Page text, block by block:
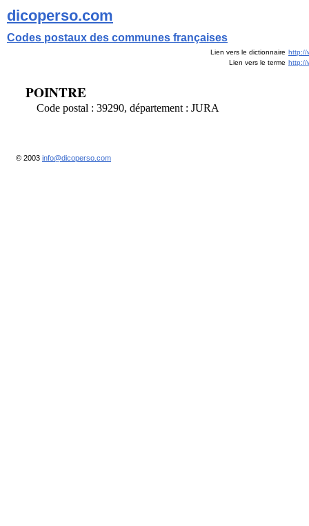
dicoperso.com
Codes postaux des communes françaises
Lien vers le dictionnaire http://
Lien vers le terme http://
POINTRE
Code postal : 39290, département : JURA
© 2003 info@dicoperso.com